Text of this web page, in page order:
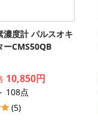
濃度計 パルスオキ
ーCMS50QB
10,850円
108点
(5)